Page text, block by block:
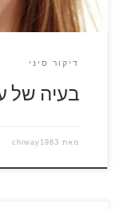
דיקור סיני
בעיה של
מאת chiway1983